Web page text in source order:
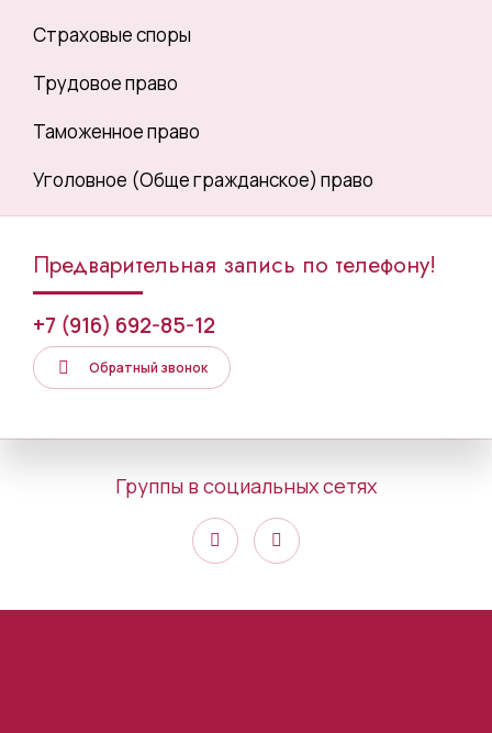
Страховые споры
Трудовое право
Таможенное право
Уголовное (Обще гражданское) право
Предварительная запись по телефону!
+7 (916) 692-85-12
Обратный звонок
Группы в социальных сетях